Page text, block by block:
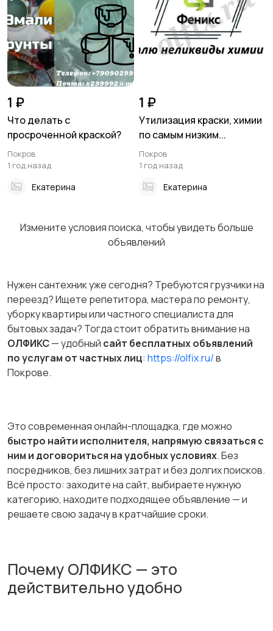
1 ₽
Что делать с
просроченной краской?
Покров
1 год назад
Екатерина
1 ₽
Утилизация краски, химии
по самым низким...
Покров
1 год назад
Екатерина
Измените условия поиска, чтобы увидеть больше
объявлений
Нужен сантехник уже сегодня? Требуются грузчики на
переезд? Ищете репетитора, мастера по ремонту,
уборку квартиры или частного специалиста для
бытовых задач? Тогда стоит обратить внимание на
ОЛФИКС— удобный сайт бесплатных объявлений
по услугам от частных лиц: https://olfix.ru/в
Покрове.
Это современная онлайн-площадка, где можно
быстро найти исполнителя, напрямую связаться с
ним и договориться на удобных условиях. Без
посредников, без лишних затрат и без долгих поисков.
Всё просто: заходите на сайт, выбираете нужную
категорию, находите подходящее объявление — и
решаете свою задачу в кратчайшие сроки.
Почему ОЛФИКС — это
действительно удобно